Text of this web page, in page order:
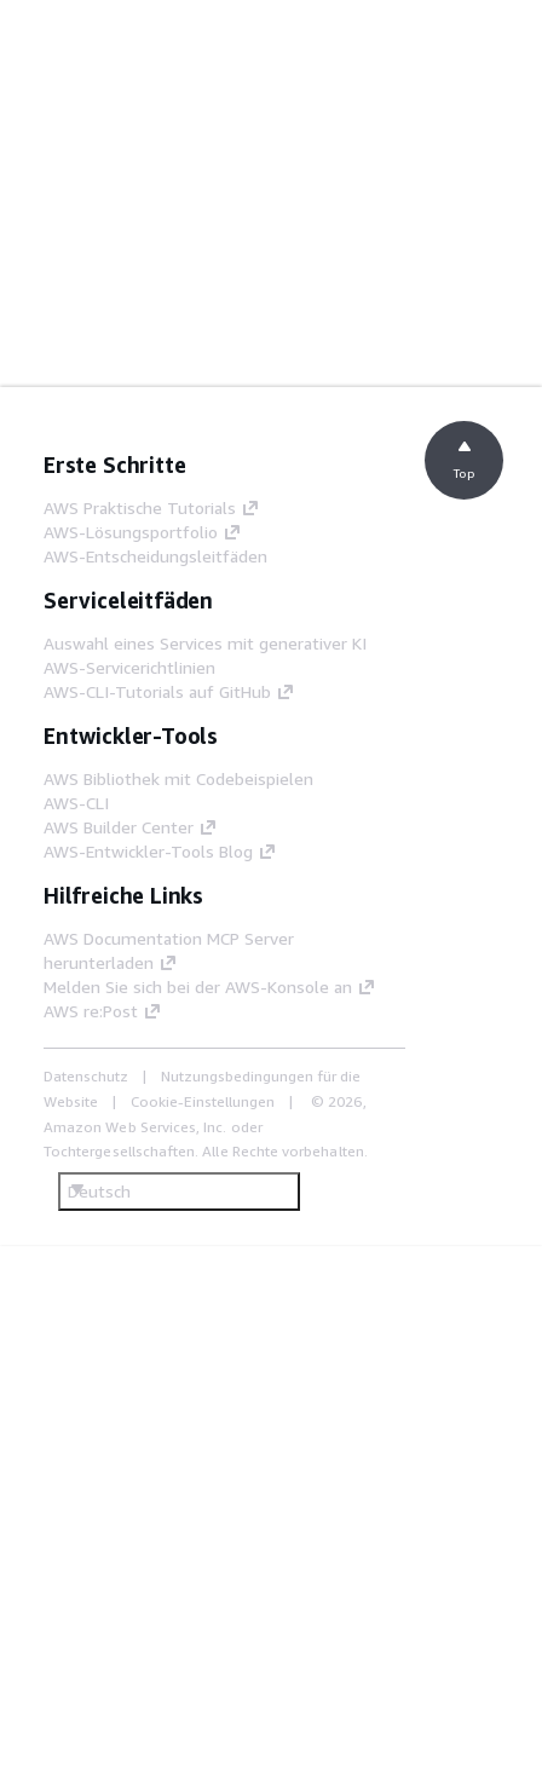
Erste Schritte
AWS Praktische Tutorials
AWS-Lösungsportfolio
AWS-Entscheidungsleitfäden
Serviceleitfäden
Auswahl eines Services mit generativer KI
AWS-Servicerichtlinien
AWS-CLI-Tutorials auf GitHub
Entwickler-Tools
AWS Bibliothek mit Codebeispielen
AWS-CLI
AWS Builder Center
AWS-Entwickler-Tools Blog
Hilfreiche Links
AWS Documentation MCP Server
herunterladen
Melden Sie sich bei der AWS-Konsole an
AWS re:Post
Datenschutz
Nutzungsbedingungen für die
Website
Cookie-Einstellungen
© 2026,
Amazon Web Services, Inc. oder
Tochtergesellschaften. Alle Rechte vorbehalten.
Deutsch
Top